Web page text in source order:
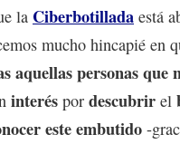
la Ciberbotillada está
mucho hincapié en
aquellas personas que
interés por descubrir el
este embutido -